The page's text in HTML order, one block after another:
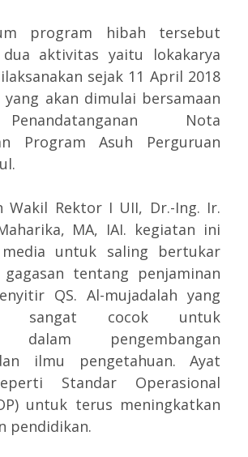
program hibah tersebut
aktivitas yaitu lokakarya
sejak 11 April 2018
yang akan dimulai bersamaan
Nota
Program Asuh Perguruan
Wakil Rektor I UII, Dr.-Ing. Ir.
MA, IAI. kegiatan ini
media untuk saling bertukar
tentang penjaminan
QS. Al-mujadalah yang
sangat cocok untuk
dalam pengembangan
ilmu pengetahuan. Ayat
Standar Operasional
untuk terus meningkatkan
pendidikan.